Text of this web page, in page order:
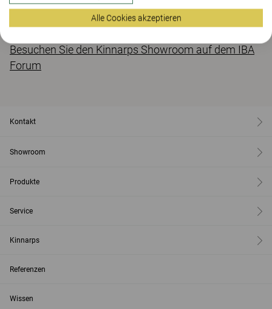
die Marke, ausgewählte Produkte und verschiedene
Einrichtungsthemen erfahren.
Besuchen Sie den Kinnarps Showroom auf dem IBA
Forum
Kontakt
Showroom
Produkte
Service
Kinnarps
Referenzen
Wissen
Alle Cookies akzeptieren